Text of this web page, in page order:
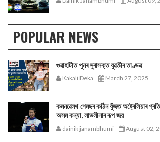
POPULAR NEWS
গুৱাহাটীত পুনৰ সুৰাসক্ত যুৱতীৰ তাণ্ডৱ
Kakali Deka March 27, 2025
কমনৱেলথ গেমছৰ কঠিন যুঁজত অষ্ট্ৰেলিয়াৰ
অসম কন্যা, লাভলীনাৰ ৰূপ জয়
dainik janambhumi August 02,